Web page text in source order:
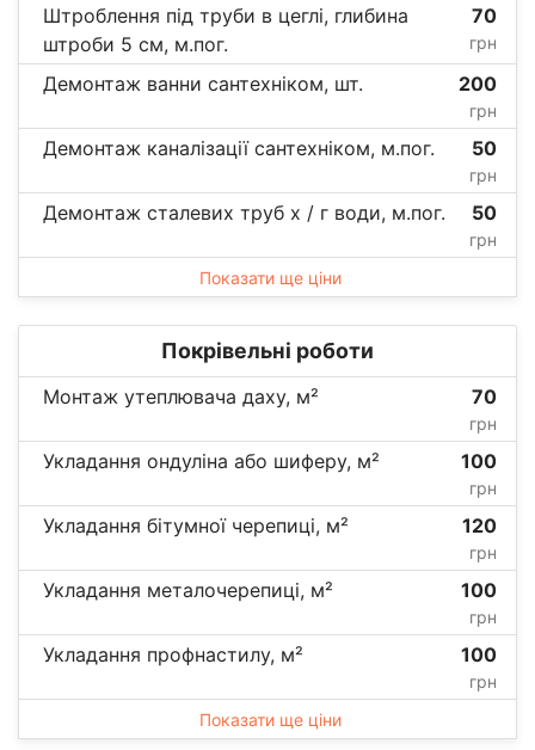
Штроблення під труби в цеглі, глибина
штроби 5 см, м.пог.
70
грн
Демонтаж ванни сантехніком, шт. 200
грн
Демонтаж каналізації сантехніком, м.пог. 50
грн
Демонтаж сталевих труб х / г води, м.пог. 50
грн
Показати ще ціни
Покрівельні роботи
Монтаж утеплювача даху, м² 70
грн
Укладання ондуліна або шиферу, м² 100
грн
Укладання бітумної черепиці, м² 120
грн
Укладання металочерепиці, м² 100
грн
Укладання профнастилу, м² 100
грн
Показати ще ціни